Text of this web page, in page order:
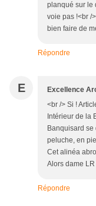
planqué sur le
voie pas !<br /
bien faire de
Répondre
E Excellence
<br /> Si !
Intérieur de la
Banquisard
peluche, en
Cet alinéa
Alors dame
Répondre